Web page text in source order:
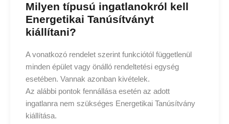
Milyen típusú ingatlanokról kell
Energetikai Tanúsítványt
kiállítani?
A vonatkozó rendelet szerint funkciótól függetlenül
minden épület vagy önálló rendeltetési egység
esetében. Vannak azonban kivételek.
Az alábbi pontok fennállása esetén az adott
ingatlanra nem szükséges Energetikai Tanúsítvány
kiállítása.